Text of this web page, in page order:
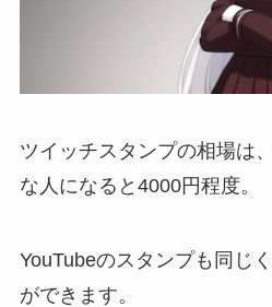
ツイッチスタンプの相場は、
な人になると4000円程度。
YouTubeのスタンプも同じ
ができます。